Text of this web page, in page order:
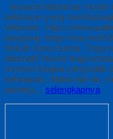
Busana kelulusan murah
kelulusan yang
Wibesite : https://
langsung: https://wa.me/
Murah Kota Dumai. Toga
alternatif favorit bagi
momen langka yang tidak
kehidupan. Maka dari itu,
penting… selengkapnya